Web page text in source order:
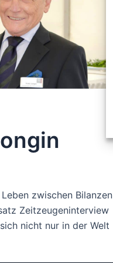
zwischen Bilanzen
Zeitzeugeninterview
nicht nur in der Welt